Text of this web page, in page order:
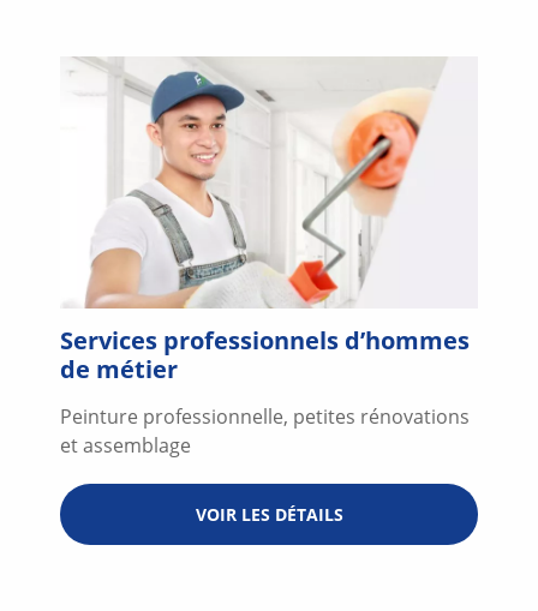
Services professionnels d’hommes
de métier
Peinture professionnelle, petites rénovations
et assemblage
VOIR LES DÉTAILS